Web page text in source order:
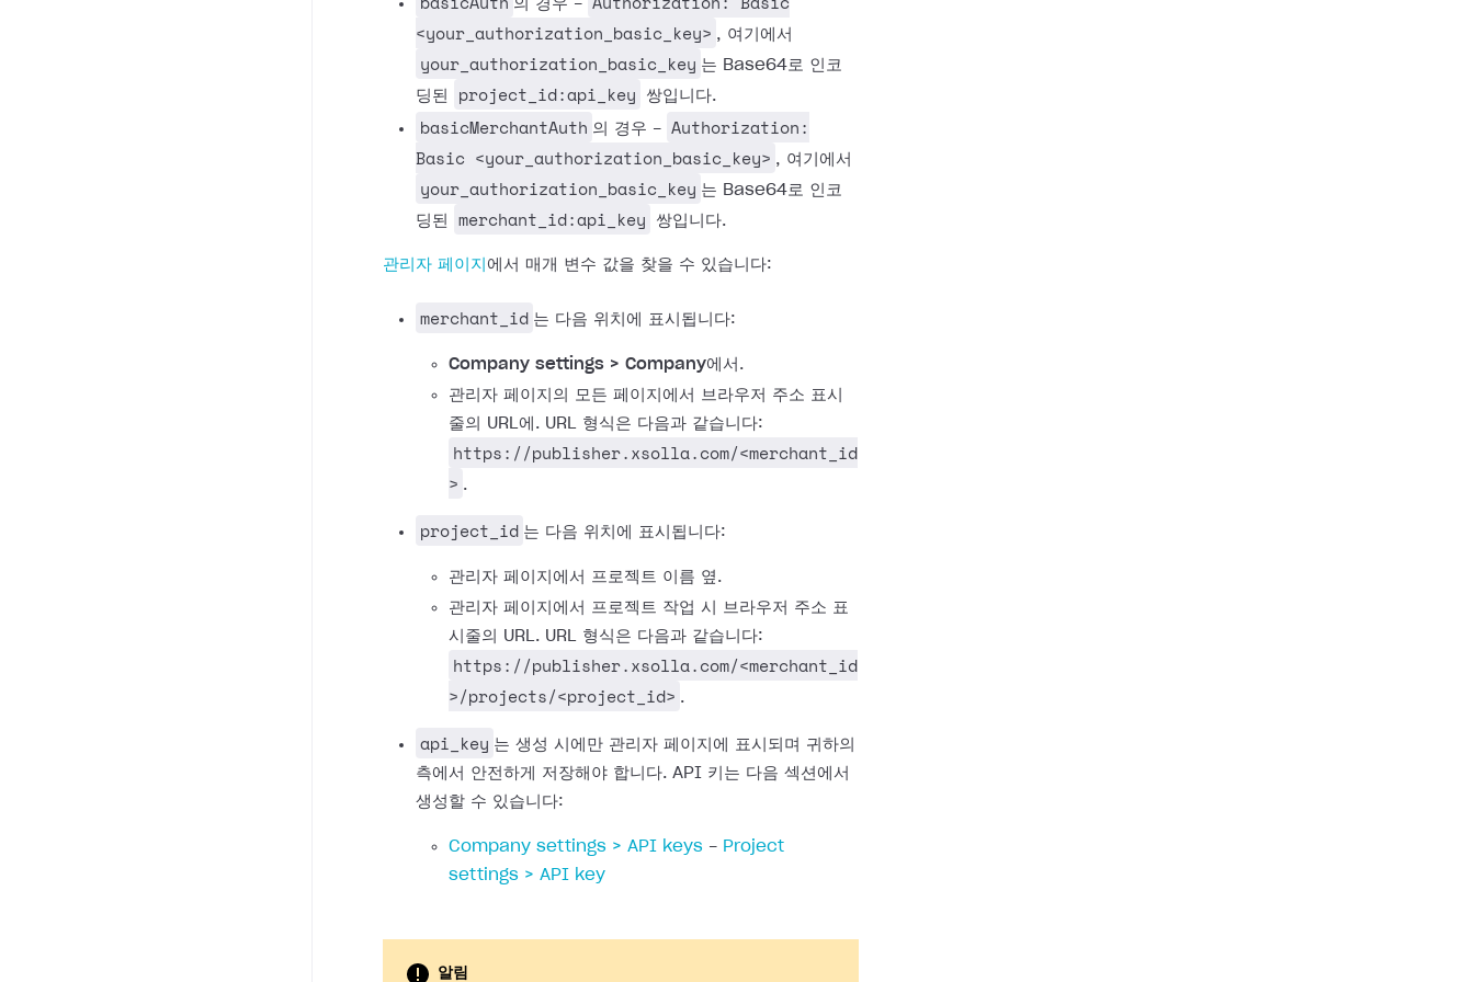
의 경우 -
<your_authorization_basic_key> , 여기에서
your_authorization_basic_key 는 Base64로 인코
딩된
project_id:api_key 쌍입니다.
basicMerchantAuth 의 경우 - Authorization:
Basic <your_authorization_basic_key> , 여기에서
your_authorization_basic_key 는 Base64로 인코
딩된
merchant_id:api_key 쌍입니다.
관리자 페이지 에서 매개 변수 값을 찾을 수 있습니다:
merchant_id 는 다음 위치에 표시됩니다:
Company settings > Company에서.
관리자 페이지의 모든 페이지에서 브라우저 주소 표시
줄의 URL에. URL 형식은 다음과 같습니다:
https://publisher.xsolla.com/<merchant_id
> .
project_id 는 다음 위치에 표시됩니다:
관리자 페이지에서 프로젝트 이름 옆.
관리자 페이지에서 프로젝트 작업 시 브라우저 주소 표
시줄의 URL. URL 형식은 다음과 같습니다:
https://publisher.xsolla.com/<merchant_id
>/projects/<project_id> .
api_key 는 생성 시에만 관리자 페이지에 표시되며 귀하의
측에서 안전하게 저장해야 합니다. API 키는 다음 섹션에서
생성할 수 있습니다:
Company settings > API keys - Project
settings > API key
알림